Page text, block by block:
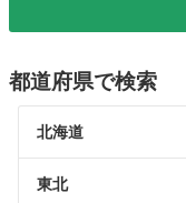
都道府県で検索
北海道
東北